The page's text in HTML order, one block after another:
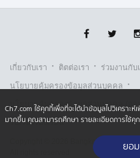
เกี่ยวกับเรา · ติตต่อเรา · ร่วมงานกับ
นโยบายคุ้มครองข้อมูลส่วนบุคคล ·
นโยบายคุ้มครองข้อมูลส่วนบุคคล (ออน
รับเรื่องร้องเรียน
Copyright © 2026 Bangkok
Ch7.com ใช้คุกกี้เพื่อที่จะได้นำข้อมูลไปวิเคราะ
มากขึ้น คุณสามารถศึกษา รายละเอียดการใช้คุ
ยอ